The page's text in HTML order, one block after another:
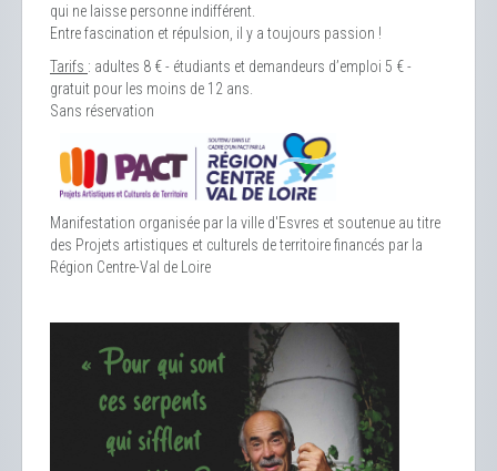
qui ne laisse personne indifférent.
Entre fascination et répulsion, il y a toujours passion !
Tarifs : adultes 8 € - étudiants et demandeurs d’emploi 5 € -
gratuit pour les moins de 12 ans.
Sans réservation
Manifestation organisée par la ville d'Esvres et soutenue au titre
des Projets artistiques et culturels de territoire financés par la
Région Centre-Val de Loire